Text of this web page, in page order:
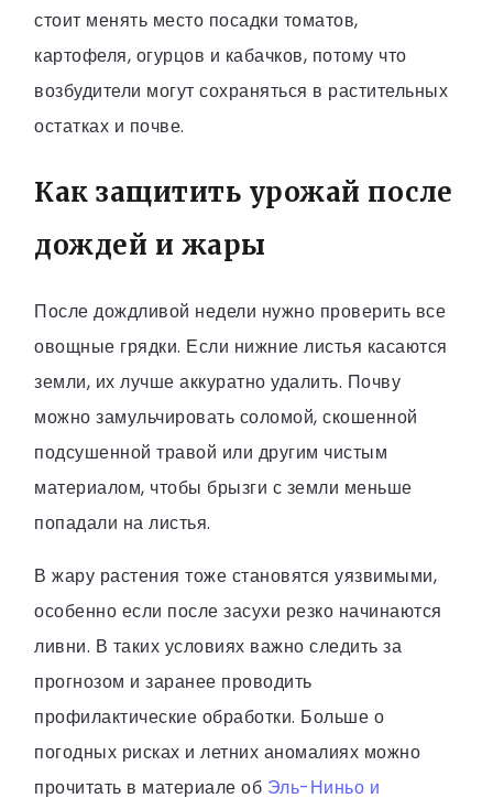
стоит менять место посадки томатов,
картофеля, огурцов и кабачков, потому что
возбудители могут сохраняться в растительных
остатках и почве.
Как защитить урожай после
дождей и жары
После дождливой недели нужно проверить все
овощные грядки. Если нижние листья касаются
земли, их лучше аккуратно удалить. Почву
можно замульчировать соломой, скошенной
подсушенной травой или другим чистым
материалом, чтобы брызги с земли меньше
попадали на листья.
В жару растения тоже становятся уязвимыми,
особенно если после засухи резко начинаются
ливни. В таких условиях важно следить за
прогнозом и заранее проводить
профилактические обработки. Больше о
погодных рисках и летних аномалиях можно
прочитать в материале об Эль-Ниньо и